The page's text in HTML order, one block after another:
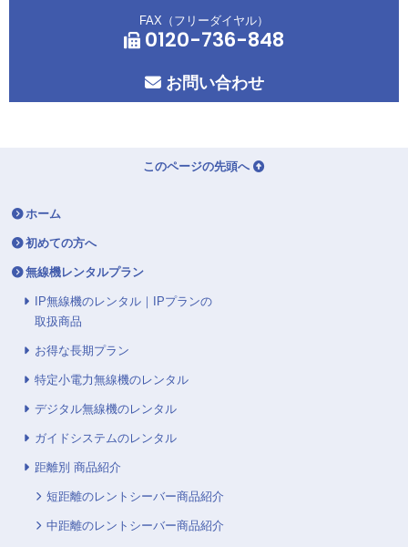
FAX（フリーダイヤル）
0120-736-848
お問い合わせ
このページの先頭へ
ホーム
初めての方へ
無線機レンタルプラン
IP無線機のレンタル｜IPプランの
取扱商品
お得な長期プラン
特定小電力無線機のレンタル
デジタル無線機のレンタル
ガイドシステムのレンタル
距離別 商品紹介
短距離のレントシーバー商品紹介
中距離のレントシーバー商品紹介